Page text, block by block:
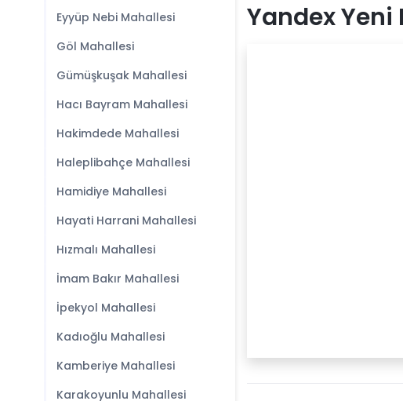
Eyyüp Nebi Mahallesi
Göl Mahallesi
Gümüşkuşak Mahallesi
Hacı Bayram Mahallesi
Hakimdede Mahallesi
Haleplibahçe Mahallesi
Hamidiye Mahallesi
Hayati Harrani Mahallesi
Hızmalı Mahallesi
İmam Bakır Mahallesi
İpekyol Mahallesi
Kadıoğlu Mahallesi
Kamberiye Mahallesi
Karakoyunlu Mahallesi
Yandex Yeni